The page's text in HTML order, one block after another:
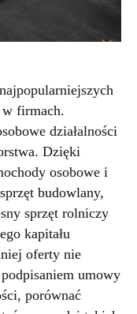
firmach.
działalności
Dzięki
osobowe i
budowlany,
sprzęt rolniczy
kapitału
oferty nie
umowy
porównać